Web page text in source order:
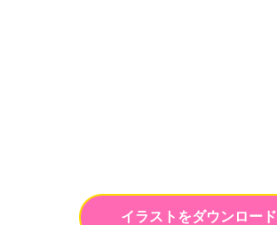
イラストをダウンロード